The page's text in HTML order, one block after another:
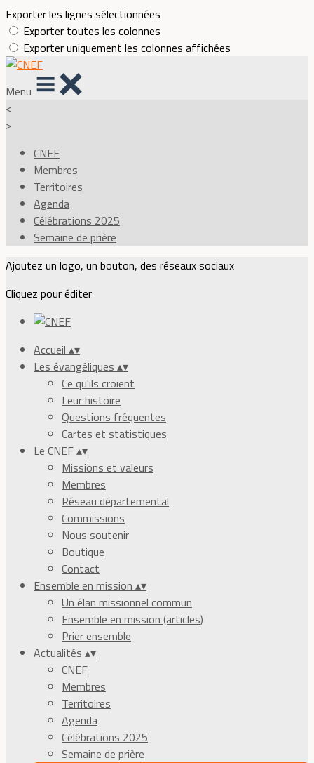
Exporter les lignes sélectionnées
Exporter toutes les colonnes
Exporter uniquement les colonnes affichées
Menu
<
>
CNEF
Membres
Territoires
Agenda
Célébrations 2025
Semaine de prière
Ajoutez un logo, un bouton, des réseaux sociaux
Cliquez pour éditer
Accueil ▴▾
Les évangéliques ▴▾
Ce qu'ils croient
Leur histoire
Questions fréquentes
Cartes et statistiques
Le CNEF▴▾
Missions et valeurs
Membres
Réseau départemental
Commissions
Nous soutenir
Boutique
Contact
Ensemble en mission ▴▾
Un élan missionnel commun
Ensemble en mission (articles)
Prier ensemble
Actualités ▴▾
CNEF
Membres
Territoires
Agenda
Célébrations 2025
Semaine de prière